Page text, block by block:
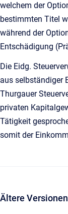
welchem der
bestimmten Titel
während der
Entschädigung
Die Eidg.
aus selbständiger
Thurgauer
privaten
Tätigkeit
somit der
Ältere Versionen